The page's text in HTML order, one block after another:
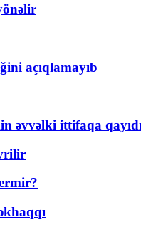
açıqlamayıb
əvvəlki ittifaqa